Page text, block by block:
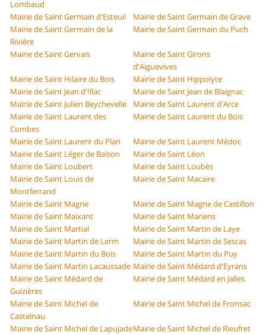
Lombaud
Mairie de Saint Germain d'Esteuil
Mairie de Saint Germain de Grave
Mairie de Saint Germain de la
Rivière
Mairie de Saint Germain du Puch
Mairie de Saint Gervais
Mairie de Saint Girons
d'Aiguevives
Mairie de Saint Hilaire du Bois
Mairie de Saint Hippolyte
Mairie de Saint Jean d'Illac
Mairie de Saint Jean de Blaignac
Mairie de Saint Julien Beychevelle
Mairie de Saint Laurent d'Arce
Mairie de Saint Laurent des
Combes
Mairie de Saint Laurent du Bois
Mairie de Saint Laurent du Plan
Mairie de Saint Laurent Médoc
Mairie de Saint Léger de Balson
Mairie de Saint Léon
Mairie de Saint Loubert
Mairie de Saint Loubès
Mairie de Saint Louis de
Montferrand
Mairie de Saint Macaire
Mairie de Saint Magne
Mairie de Saint Magne de Castillon
Mairie de Saint Maixant
Mairie de Saint Mariens
Mairie de Saint Martial
Mairie de Saint Martin de Laye
Mairie de Saint Martin de Lerm
Mairie de Saint Martin de Sescas
Mairie de Saint Martin du Bois
Mairie de Saint Martin du Puy
Mairie de Saint Martin Lacaussade Mairie de Saint Médard d'Eyrans
Mairie de Saint Médard de
Guizières
Mairie de Saint Médard en Jalles
Mairie de Saint Michel de
Castelnau
Mairie de Saint Michel de Fronsac
Mairie de Saint Michel de LapujadeMairie de Saint Michel de Rieufret